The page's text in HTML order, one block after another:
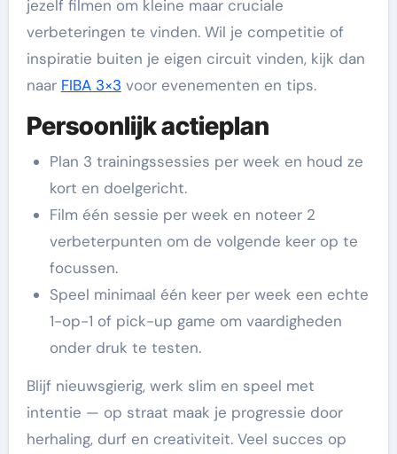
jezelf filmen om kleine maar cruciale
verbeteringen te vinden. Wil je competitie of
inspiratie buiten je eigen circuit vinden, kijk dan
naar FIBA 3×3 voor evenementen en tips.
Persoonlijk actieplan
Plan 3 trainingssessies per week en houd ze
kort en doelgericht.
Film één sessie per week en noteer 2
verbeterpunten om de volgende keer op te
focussen.
Speel minimaal één keer per week een echte
1-op-1 of pick-up game om vaardigheden
onder druk te testen.
Blijf nieuwsgierig, werk slim en speel met
intentie — op straat maak je progressie door
herhaling, durf en creativiteit. Veel succes op